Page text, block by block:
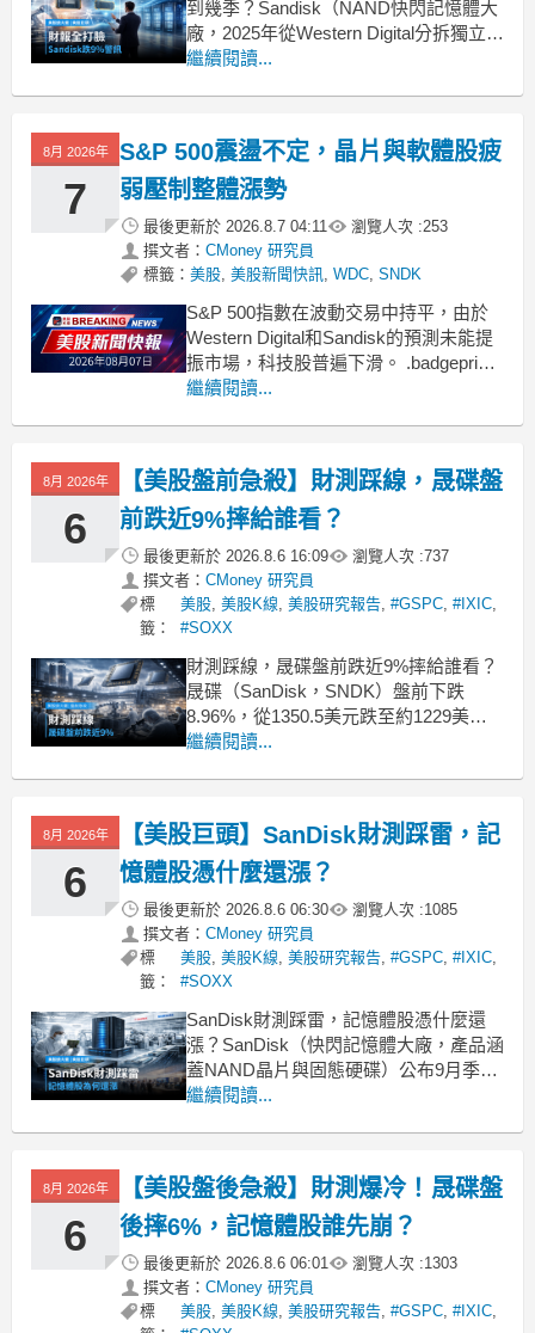
到幾季？Sandisk（NAND快閃記憶體大
廠，2025年從Western Digital分拆獨立上
市）財報數字全面超標，股價卻在盤前
在用腳投票，原因指向同一個地方：下
季展望不夠
繼續閱讀...
8月 2026年
7
S&P 500震盪不定，晶片與軟體股疲
弱壓制整體漲勢
最後更新於 2026.8.7 04:11 瀏覽人次 :253
撰文者： CMoney 研究員
標籤： 美股, 美股新聞快訊, WDC, SNDK
S&P 500指數在波動交易中持平，由於
Western Digital和Sandisk的預測未能提
振市場，科技股普遍下滑。 .badgeprice-
container {
gap: 1rem !important
繼續閱讀...
8月 2026年
6
【美股盤前急殺】財測踩線，晟碟盤
前跌近9%摔給誰看？
最後更新於 2026.8.6 16:09 瀏覽人次 :737
撰文者： CMoney 研究員
標
籤：
美股,美股K線,美股研究報告,#GSPC,#IXIC,
#SOXX
財測踩線，晟碟盤前跌近9%摔給誰看？
晟碟（SanDisk，SNDK）盤前下跌
8.96%，從1350.5美元跌至約1229美
元。市場砍的是財測未達高標的風險
整個NAND Flash市場的警訊？財測中間
值比市場預期少了2.5億美元晟碟
繼續閱讀...
8月 2026年
6
【美股巨頭】SanDisk財測踩雷，記
憶體股憑什麼還漲？
最後更新於 2026.8.6 06:30 瀏覽人次 :1085
撰文者： CMoney 研究員
標
籤：
美股,美股K線,美股研究報告,#GSPC,#IXIC,
#SOXX
SanDisk財測踩雷，記憶體股憑什麼還
漲？SanDisk（快閃記憶體大廠，產品涵
蓋NAND晶片與固態硬碟）公布9月季度
財測，營收指引中位數落在105.5億美
達到市場共識的44.72美元。一個問題隨
之浮現：這只是一次預期差，
繼續閱讀...
8月 2026年
6
【美股盤後急殺】財測爆冷！晟碟盤
後摔6%，記憶體股誰先崩？
最後更新於 2026.8.6 06:01 瀏覽人次 :1303
撰文者： CMoney 研究員
標
美股,美股K線,美股研究報告,#GSPC,#IXIC,